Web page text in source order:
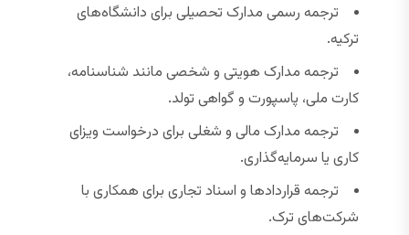
ترجمه رسمی مدارک تحصیلی برای دانشگاه‌های
ترکیه.
ترجمه مدارک هویتی و شخصی مانند شناسنامه،
کارت ملی، پاسپورت و گواهی تولد.
ترجمه مدارک مالی و شغلی برای درخواست ویزای
کاری یا سرمایه‌گذاری.
ترجمه قراردادها و اسناد تجاری برای همکاری با
شرکت‌های ترک.